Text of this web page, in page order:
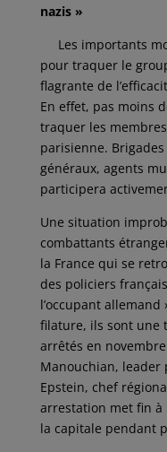
nazis »
Les importants
pour traquer le
flagrante de
En effet, pas moins
traquer les
parisienne.
généraux, agents
participera
Une situation
combattants
la France qui se
des policiers
l’occupant allemand
filature, ils sont une
arrêtés en
Manouchian, leader
Epstein, chef
arrestation met fin à
la capitale pendant